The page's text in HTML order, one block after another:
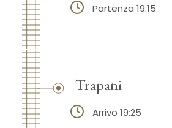
Partenza 19:15
Trapani
Arrivo 19:25